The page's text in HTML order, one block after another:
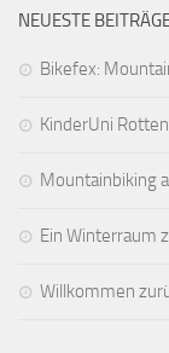
NEUESTE
Bikefex:
KinderUni
Mountainbiking
Ein Winterraum
Willkommen